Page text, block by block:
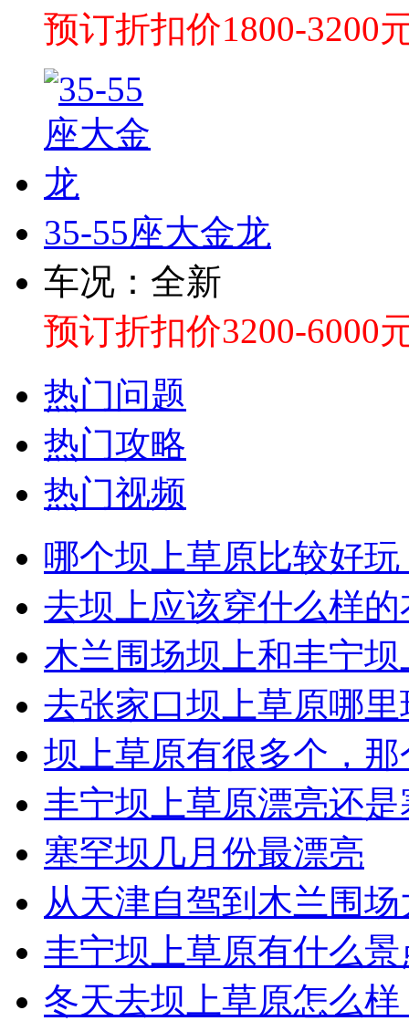
预订折扣价1800-3200
35-55座大金龙
车况：全新
预订折扣价3200-6000
热门问题
热门攻略
热门视频
哪个坝上草原比较好玩
去坝上应该穿什么样
木兰围场坝上和丰宁
去张家口坝上草原哪
坝上草原有很多个，
丰宁坝上草原漂亮还
塞罕坝几月份最漂亮
从天津自驾到木兰围
丰宁坝上草原有什么
冬天去坝上草原怎么样